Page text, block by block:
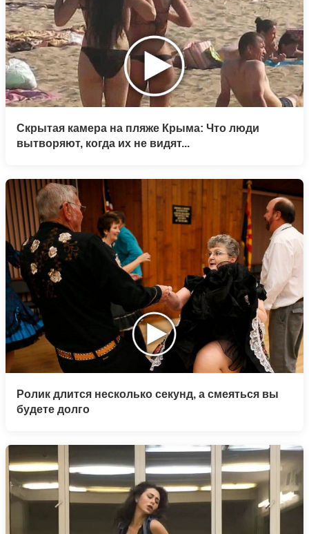
Скрытая камера на пляже Крыма: Что люди
вытворяют, когда их не видят...
Ролик длится несколько секунд, а смеяться вы
будете долго